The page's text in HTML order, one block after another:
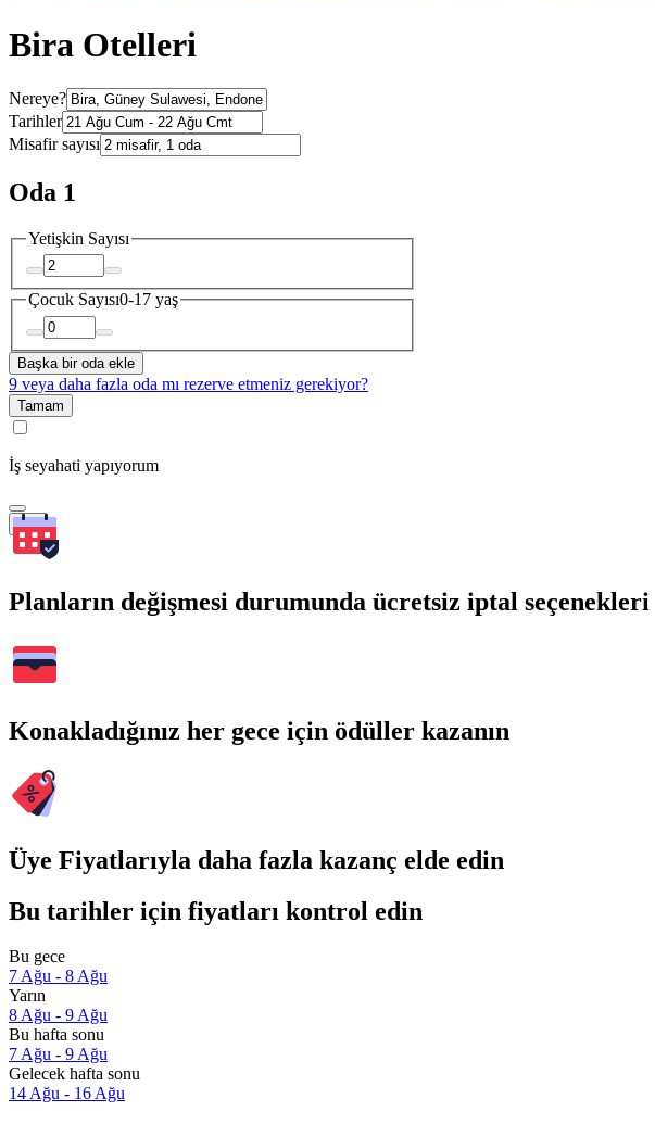
Bira Otelleri
Nereye?
Tarihler
Misafir sayısı
Oda 1
Yetişkin Sayısı
Çocuk Sayısı0-17 yaş
Başka bir oda ekle
9 veya daha fazla oda mı rezerve etmeniz gerekiyor?
Tamam
İş seyahati yapıyorum
Ara
Planların değişmesi durumunda ücretsiz iptal seçenekleri
Konakladığınız her gece için ödüller kazanın
Üye Fiyatlarıyla daha fazla kazanç elde edin
Bu tarihler için fiyatları kontrol edin
Bu gece
7 Ağu - 8 Ağu
Yarın
8 Ağu - 9 Ağu
Bu hafta sonu
7 Ağu - 9 Ağu
Gelecek hafta sonu
14 Ağu - 16 Ağu